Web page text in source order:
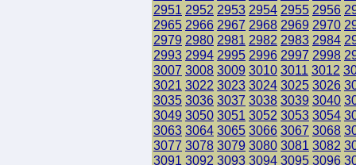
2951 2952 2953 2954 2955 2956
2965 2966 2967 2968 2969 2970
2979 2980 2981 2982 2983 2984
2993 2994 2995 2996 2997 2998
3007 3008 3009 3010 3011 3012
3021 3022 3023 3024 3025 3026
3035 3036 3037 3038 3039 3040
3049 3050 3051 3052 3053 3054
3063 3064 3065 3066 3067 3068
3077 3078 3079 3080 3081 3082
3091 3092 3093 3094 3095 3096